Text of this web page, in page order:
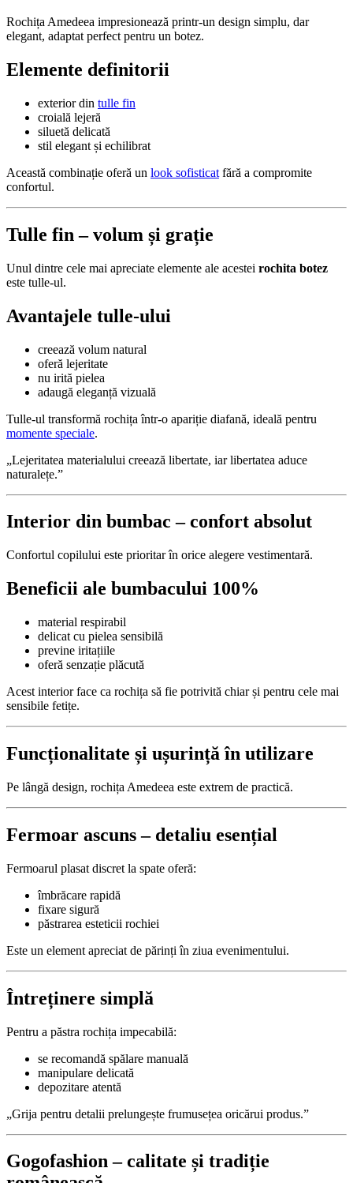
Rochița Amedeea impresionează printr-un design simplu, dar
elegant, adaptat perfect pentru un botez.
Elemente definitorii
exterior din tulle fin
croială lejeră
siluetă delicată
stil elegant și echilibrat
Această combinație oferă un look sofisticat fără a compromite
confortul.
Tulle fin – volum și grație
Unul dintre cele mai apreciate elemente ale acestei rochita botez
este tulle-ul.
Avantajele tulle-ului
creează volum natural
oferă lejeritate
nu irită pielea
adaugă eleganță vizuală
Tulle-ul transformă rochița într-o apariție diafană, ideală pentru
momente speciale.
„Lejeritatea materialului creează libertate, iar libertatea aduce
naturalețe.”
Interior din bumbac – confort absolut
Confortul copilului este prioritar în orice alegere vestimentară.
Beneficii ale bumbacului 100%
material respirabil
delicat cu pielea sensibilă
previne iritațiile
oferă senzație plăcută
Acest interior face ca rochița să fie potrivită chiar și pentru cele mai
sensibile fetițe.
Funcționalitate și ușurință în utilizare
Pe lângă design, rochița Amedeea este extrem de practică.
Fermoar ascuns – detaliu esențial
Fermoarul plasat discret la spate oferă:
îmbrăcare rapidă
fixare sigură
păstrarea esteticii rochiei
Este un element apreciat de părinți în ziua evenimentului.
Întreținere simplă
Pentru a păstra rochița impecabilă:
se recomandă spălare manuală
manipulare delicată
depozitare atentă
„Grija pentru detalii prelungește frumusețea oricărui produs.”
Gogofashion – calitate și tradiție